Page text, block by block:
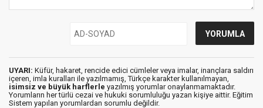
UYARI: Küfür, hakaret, rencide edici cümleler veya imalar, inançlara saldırı
içeren, imla kuralları ile yazılmamış, Türkçe karakter kullanılmayan,
isimsiz ve büyük harflerle yazılmış yorumlar onaylanmamaktadır.
Yorumların her türlü cezai ve hukuki sorumluluğu yazan kişiye aittir. Eğitim
Sistem yapılan yorumlardan sorumlu değildir.